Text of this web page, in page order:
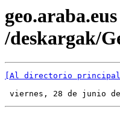
/deskargak/
[Al directorio
viernes, 28 de junio